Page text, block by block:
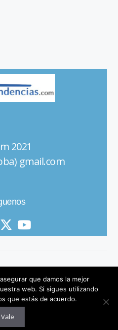
2021
gmail.com
Reserved
que damos la mejor
web. Si sigues utilizando
que estás de acuerdo.
Vale